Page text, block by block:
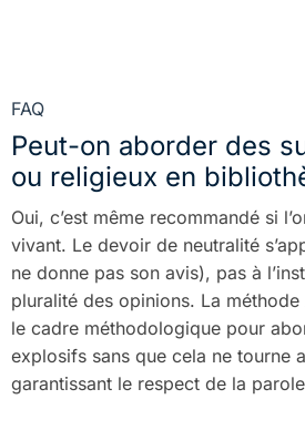
FAQ
Peut-on aborder des
ou religieux en
Oui, c’est même recommandé si
vivant. Le devoir de neutralité
ne donne pas son avis), pas à
pluralité des opinions. La
le cadre méthodologique pour
explosifs sans que cela ne tourne
garantissant le respect de la